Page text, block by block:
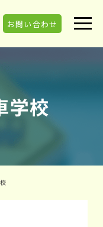
お問い合わせ
学校